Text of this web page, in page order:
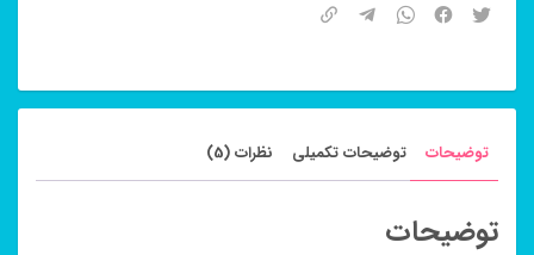
توضیحات توضیحات تکمیلی نظرات (5)
توضیحات